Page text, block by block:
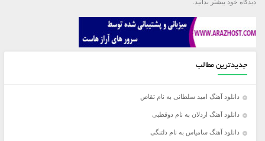
دیدگاه خود بیشتر بدانید.
جدیدترین مطالب
دانلود آهنگ امید سلطانی به نام تقاص
دانلود آهنگ اردلان به نام دوقطبی
دانلود آهنگ سامیاس به نام دلتنگی